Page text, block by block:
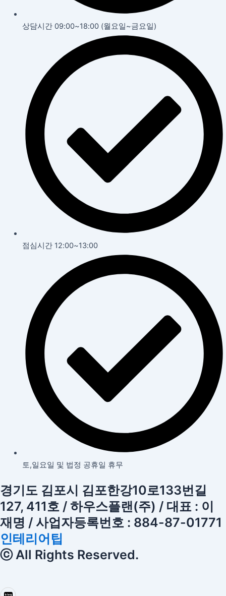
상담시간 09:00~18:00 (월요일~금요일)
점심시간 12:00~13:00
토,일요일 및 법정 공휴일 휴무
경기도 김포시 김포한강10로133번길
127, 411호 / 하우스플랜(주) / 대표 : 이
재명 / 사업자등록번호 : 884-87-01771
인테리어팁
ⓒ All Rights Reserved.